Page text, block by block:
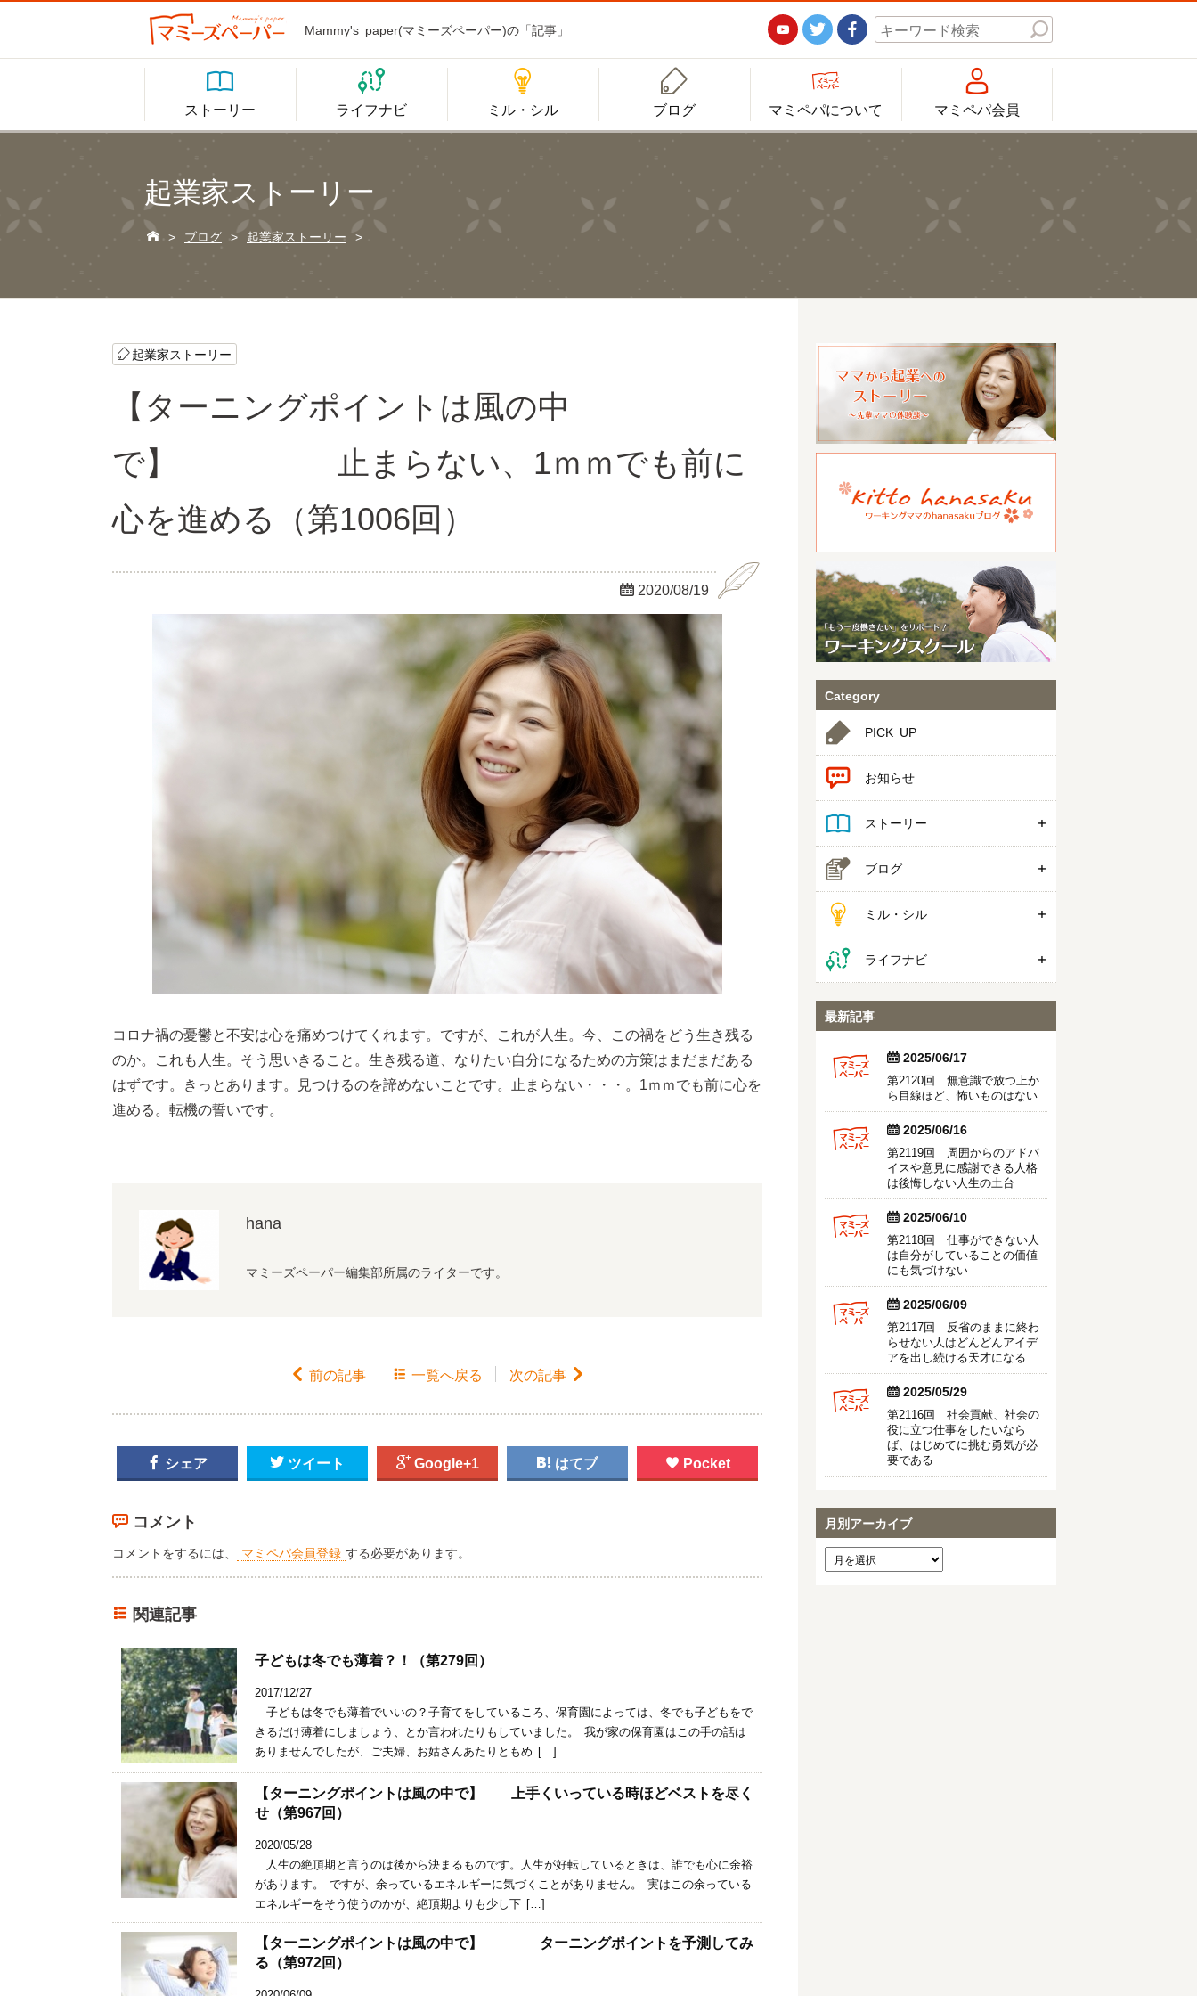
Mammy's paper(マミーズペーパー)の「記事」   

ストーリー

ライフナビ

ミル・シル

ブログ

マミペパについて

マミペパ会員
起業家ストーリー
 > ブログ > 起業家ストーリー >
起業家ストーリー
【ターニングポイントは風の中
で】 止まらない、1ｍｍでも前に
心を進める（第1006回）
 2020/08/19
コロナ禍の憂鬱と不安は心を痛めつけてくれます。ですが、これが人生。今、この禍をどう生き残る
のか。これも人生。そう思いきること。生き残る道、なりたい自分になるための方策はまだまだある
はずです。きっとあります。見つけるのを諦めないことです。止まらない・・・。1ｍｍでも前に心を
進める。転機の誓いです。
hana
マミーズペーパー編集部所属のライターです。
 前の記事  一覧へ戻る 次の記事 
 シェア  ツイート  Google+1  はてブ  Pocket
コメント
コメントをするには、 マミペパ会員登録 する必要があります。
関連記事
子どもは冬でも薄着？！（第279回）
2017/12/27
子どもは冬でも薄着でいいの？子育てをしているころ、保育園によっては、冬でも子どもをで
きるだけ薄着にしましょう、とか言われたりもしていました。 我が家の保育園はこの手の話は
ありませんでしたが、ご夫婦、お姑さんあたりともめ […]
【ターニングポイントは風の中で】 上手くいっている時ほどベストを尽く
せ（第967回）
2020/05/28
人生の絶頂期と言うのは後から決まるものです。人生が好転しているときは、誰でも心に余裕
があります。 ですが、余っているエネルギーに気づくことがありません。 実はこの余っている
エネルギーをそう使うのかが、絶頂期よりも少し下 […]
【ターニングポイントは風の中で】 ターニングポイントを予測してみ
る（第972回）
Category
PICK UP
お知らせ
ストーリー
ブログ
ミル・シル
ライフナビ
最新記事
  2025/06/17
第2120回 無意識で放つ上か
ら目線ほど、怖いものはない
  2025/06/16
第2119回 周囲からのアドバ
イスや意見に感謝できる人格
は後悔しない人生の土台
  2025/06/10
第2118回 仕事ができない人
は自分がしていることの価値
にも気づけない
  2025/06/09
第2117回 反省のままに終わ
らせない人はどんどんアイデ
アを出し続ける天才になる
  2025/05/29
第2116回 社会貢献、社会の
役に立つ仕事をしたいなら
ば、はじめてに挑む勇気が必
要である
月別アーカイブ